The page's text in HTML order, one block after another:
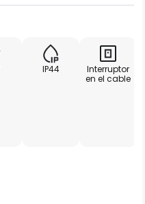
IP44
Interruptor
en el cable